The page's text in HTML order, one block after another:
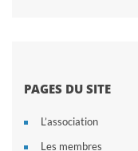
PAGES DU SITE
L’association
Les membres